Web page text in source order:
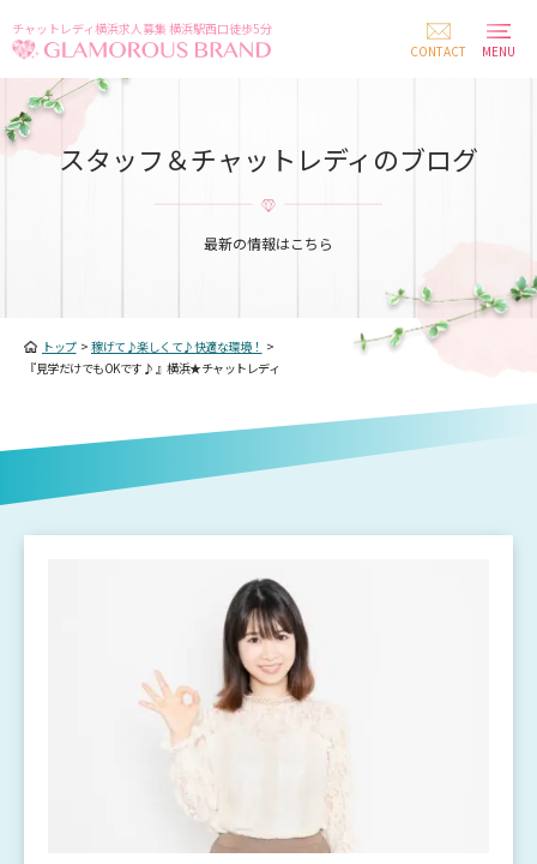
チャットレディ横浜求人募集 横浜駅西口徒歩5分
CONTACT
MENU
スタッフ＆チャットレディのブログ
最新の情報はこちら
トップ> 稼げて♪楽しくて♪快適な環境！ >
『見学だけでもOKです♪ 』横浜★チャットレディ